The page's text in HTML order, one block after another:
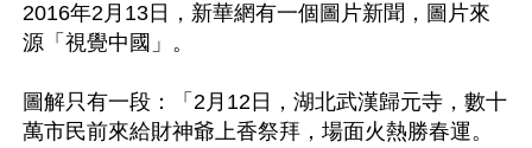
2016年2月13日，新華網有一個圖片新聞，圖片來
源「視覺中國」。
圖解只有一段：「2月12日，湖北武漢歸元寺，數十
萬市民前來給財神爺上香祭拜，場面火熱勝春運。